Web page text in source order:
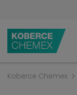
Koberce Chemex